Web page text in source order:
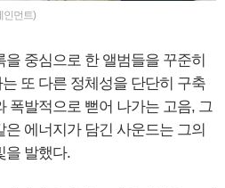
인먼트)
중심으로 한 앨범들을 꾸준히
또 다른 정체성을 단단히 구축
폭발적으로 뻗어 나가는 고음, 그
에너지가 담긴 사운드는 그의
을 발했다.